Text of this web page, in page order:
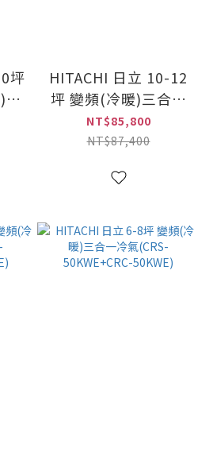
坪
三
HITACHI 日立 10-12
坪 變頻(冷暖)三合一
冷氣(CRS-
71QWE+CRC-
NT$85,800
NT$87,400